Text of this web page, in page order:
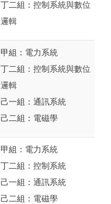
丁二組： 控制系統與數位
邏輯
甲組： 電力系統
丁二組： 控制系統與數位
邏輯
己一組： 通訊系統
己二組： 電磁學
甲組： 電力系統
丁二組： 控制系統
己一組： 通訊系統
己二組： 電磁學